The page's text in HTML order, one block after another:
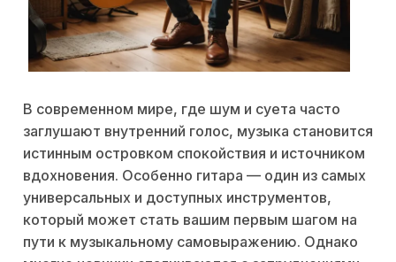
В современном мире, где шум и суета часто
заглушают внутренний голос, музыка становится
истинным островком спокойствия и источником
вдохновения. Особенно гитара — один из самых
универсальных и доступных инструментов,
который может стать вашим первым шагом на
пути к музыкальному самовыражению. Однако